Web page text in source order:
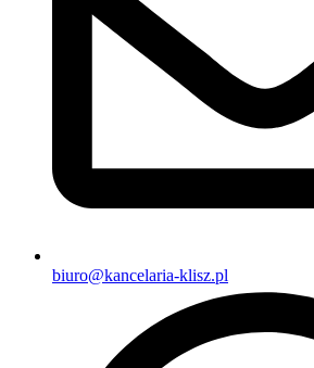
biuro@kancelaria-klisz.pl